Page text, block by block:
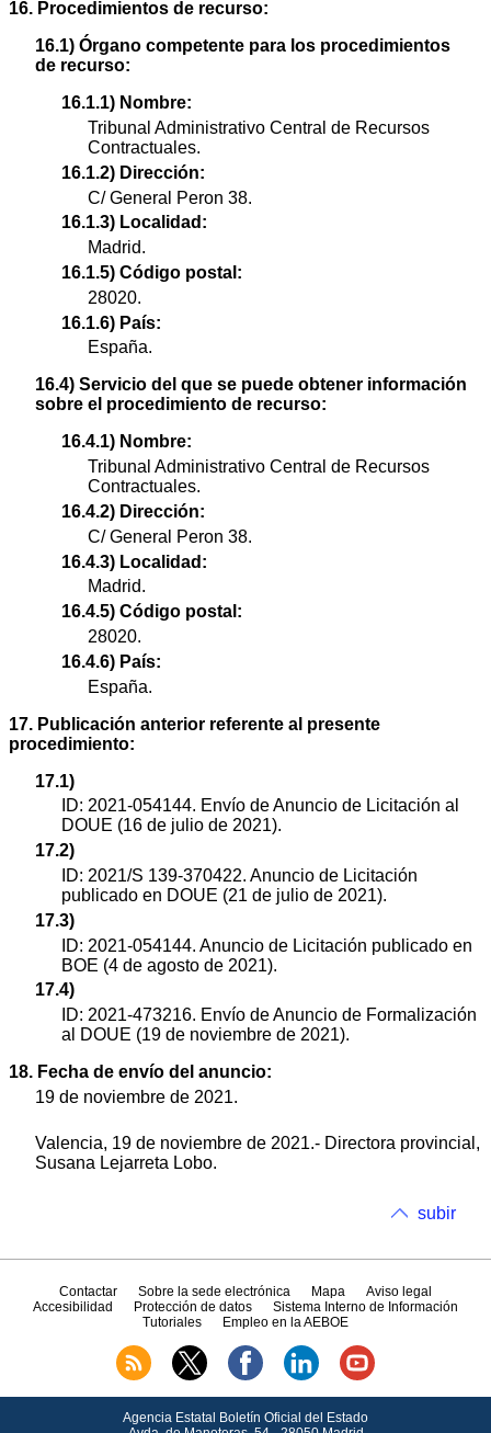
16. Procedimientos de recurso:
16.1) Órgano competente para los procedimientos
de recurso:
16.1.1) Nombre:
Tribunal Administrativo Central de Recursos
Contractuales.
16.1.2) Dirección:
C/ General Peron 38.
16.1.3) Localidad:
Madrid.
16.1.5) Código postal:
28020.
16.1.6) País:
España.
16.4) Servicio del que se puede obtener información
sobre el procedimiento de recurso:
16.4.1) Nombre:
Tribunal Administrativo Central de Recursos
Contractuales.
16.4.2) Dirección:
C/ General Peron 38.
16.4.3) Localidad:
Madrid.
16.4.5) Código postal:
28020.
16.4.6) País:
España.
17. Publicación anterior referente al presente
procedimiento:
17.1)
ID: 2021-054144. Envío de Anuncio de Licitación al
DOUE (16 de julio de 2021).
17.2)
ID: 2021/S 139-370422. Anuncio de Licitación
publicado en DOUE (21 de julio de 2021).
17.3)
ID: 2021-054144. Anuncio de Licitación publicado en
BOE (4 de agosto de 2021).
17.4)
ID: 2021-473216. Envío de Anuncio de Formalización
al DOUE (19 de noviembre de 2021).
18. Fecha de envío del anuncio:
19 de noviembre de 2021.
Valencia, 19 de noviembre de 2021.- Directora provincial,
Susana Lejarreta Lobo.
subir
Contactar Sobre la sede electrónica Mapa
Aviso legal
Accesibilidad
Protección de datos
Sistema Interno de Información
Tutoriales
Empleo en la AEBOE
Agencia Estatal Boletín Oficial del Estado